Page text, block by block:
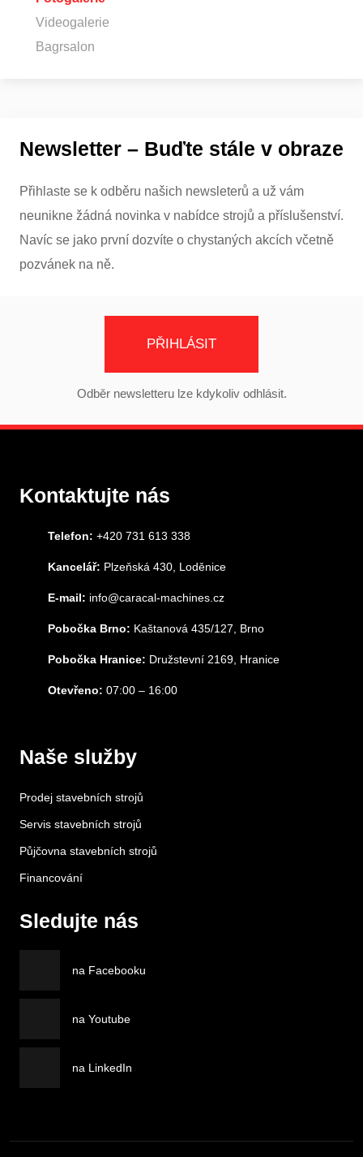
Videogalerie
Bagrsalon
Newsletter – Buďte stále v obraze
Přihlaste se k odběru našich newsleterů a už vám
neunikne žádná novinka v nabídce strojů a příslušenství.
Navíc se jako první dozvíte o chystaných akcích včetně
pozvánek na ně.
PŘIHLÁSIT
Odběr newsletteru lze kdykoliv odhlásit.
Kontaktujte nás
Telefon: +420 731 613 338
Kancelář: Plzeňská 430, Loděnice
E-mail: info@caracal-machines.cz
Pobočka Brno: Kaštanová 435/127, Brno
Pobočka Hranice: Družstevní 2169, Hranice
Otevřeno: 07:00 – 16:00
Naše služby
Prodej stavebních strojů
Servis stavebních strojů
Půjčovna stavebních strojů
Financování
Sledujte nás
na Facebooku
na Youtube
na LinkedIn